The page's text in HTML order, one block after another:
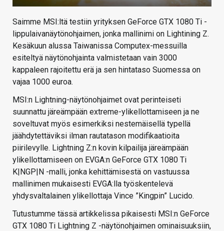
Saimme MSI:ltä testiin yrityksen GeForce GTX 1080 Ti -
lippulaivanäytönohjaimen, jonka mallinimi on Lightining Z.
Kesäkuun alussa Taiwanissa Computex-messuilla
esiteltyä näytönohjainta valmistetaan vain 3000
kappaleen rajoitettu erä ja sen hintataso Suomessa on
vajaa 1000 euroa.
MSI:n Lightning-näytönohjaimet ovat perinteiseti
suunnattu järeämpään extreme-ylikellottamiseen ja ne
soveltuvat myös esimerkiksi nestemäisellä typellä
jäähdytettäviksi ilman rautatason modifikaatioita
piirilevylle. Lightning Z:n kovin kilpailija järeämpään
ylikellottamiseen on EVGA:n GeForce GTX 1080 Ti
K|NGP|N -malli, jonka kehittämisestä on vastuussa
mallinimen mukaisesti EVGA:lla työskentelevä
yhdysvaltalainen ylikellottaja Vince ”Kingpin” Lucido.
Tutustumme tässä artikkelissa pikaisesti MSI:n GeForce
GTX 1080 Ti Lightning Z -näytönohjaimen ominaisuuksiin,